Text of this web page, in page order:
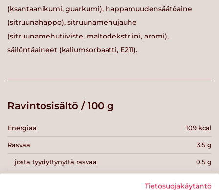
(ksantaanikumi, guarkumi), happamuudensäätöaine
(sitruunahappo), sitruunamehujauhe
(sitruunamehutiiviste, maltodekstriini, aromi),
säilöntäaineet (kaliumsorbaatti, E211).
Ravintosisältö / 100 g
Energiaa 109 kcal
Rasvaa 3.5 g
josta tyydyttynyttä rasvaa 0.5 g
Tietosuojakäytäntö